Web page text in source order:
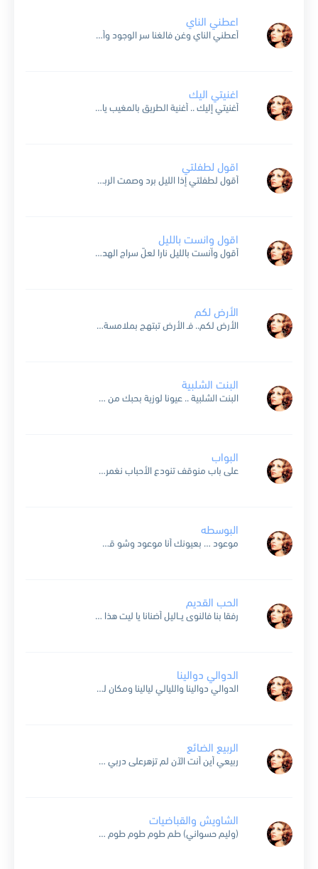
اعطني الناي
أعطني الناي وغن فالغنا سر الوجود وأنين الناي يبقى بعد أن يفنى الوجود هل إتخذت الغاب مثلي منزلاً دون القصور فتتبعت السواقي وتسلقت الصخور هل تحممت بعطره وتنشفت بنور وشربت...
اغنيتي اليك
أغنيتي إليك .. أغنية الطريق بالمغيب يا فرح الحصاد يا حبيبي عتبت من تلهفٍ عليك أغنيتي إليك أشرعة بيضاء كالطفولة حاملة قصائدي الخجولة تبحر من قلبي إلي عينيك سألت عن...
اقول لطفلتي
أقول لطفلتي إذا الليل برد وصمت الربى ربا لا تحد نصلي فأنت صغيرة وإن الصغار صلاتهم لا ترد أقول لجارتي الا جئتي نسهر فعندي تين ولوز وسكر نغني فأنت وحيدة...
اقول وانست بالليل
أقول واّنست بالليل نارا لعلً سراج الهدى قد أنارا وإلا فما بالُ اُفق الدُجى كأنً سنا البرق فيه استطارا وهذا نسيمُ شذا المسك قد أًعير أَم المسكُ منه استعارا بشائر...
الأرض لكم
الأرض لكم.. فـ الأرض تبتهج بملامسة أقدامكم العارية والأرض لكم.. وشعوركم مسترسلة تتوق إليها الريح والأرض لكم.. وأنتم الطريق فانهضوا من قيدكم عراة أقوياء والأرض لكم.. قدّسوا الحرية حتى لا...
البنت الشلبية
البنت الشلبية .. عيونا لوزية بحبك من قلبي .. ياقلبي انتي عينيا حد القناطر .. محبوبي ناطر كسر الخواطر .. ياولفي ماهان عليا بتطل بتلوح .. و القلب مجروح و...
البواب
على باب منوقف تنودع الأحباب نغمرهن وتولع ايدينا بالعذاب وبواب بواب شي غرب شي اصحاب شي مسكر وناطر تيرجعوا الغيّاب أه اه البواب وقت اللي بلوحلك وبسكر الباب بياخدني الحنين...
البوسطه
موعود … بعيونك أنا موعود وشو قطعت كرمالهن ضيع وجرود انتِ عيونك سود وما انًك عارفة شو بيعملوا في العيون السود ع هدير البوسطة ال كانت ناقلتنا من ضيعة حملايا...
الحب القديم
رفقا بنا فالنوى يــاليل أضنانا يا ليت هذا الهوى ينسى وينسانا جاء الهوى بالجراح فالقلب رهن الرياح لا زاره فارتوى ولا انقضى فاســــتراح وجـــه الأغاني روافد لــقيانا وبالعيون الجوى يحكي...
الدوالي دوالينا
الدوالي دوالينا والليالي ليالينا ومكان لنا عند كرم الهنا كل ليل ينادينا الأغاني زرعناها والأماني حصدناها وحكايا الأمل والهوى والغزل في الليالي حكيناها يا حبيبي مشيت حنيني إليك وخفت عليك...
الربيع الضائع
ربيعي أين أنت الآن لم تزهرعلى دربي ولم ترتعش الألحان حتى الآن في قلبي مضت بالشوق أيّامي ولم أظفر بأحلامي فهل أعبر في دربي ويبقى الجوع في قلبي ربيعي...
الشاويش والقباضيات
(وليم حسواني) طم طوم طوم طوم وين بدن يروحوا الحلوين؟ وين بدن يهربوا الحلوين؟ الحلوين متل الفراش بيركضوا عالضو و أنا بضو بضو و ماشي ناطر الحلوين هيك الساعة شب...